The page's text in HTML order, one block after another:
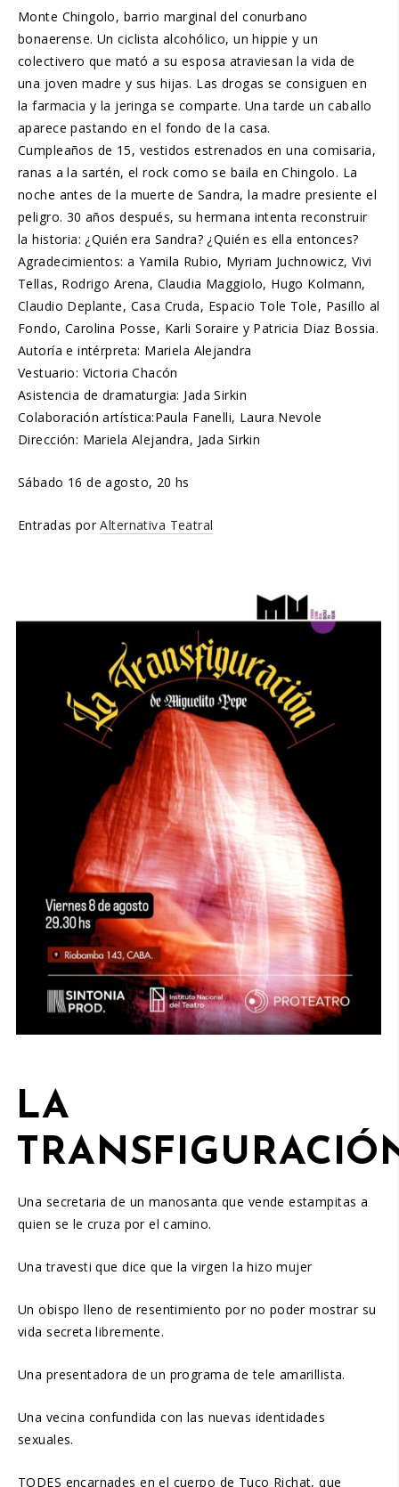
Monte Chingolo, barrio marginal del conurbano
bonaerense. Un ciclista alcohólico, un hippie y un
colectivero que mató a su esposa atraviesan la vida de
una joven madre y sus hijas. Las drogas se consiguen en
la farmacia y la jeringa se comparte. Una tarde un caballo
aparece pastando en el fondo de la casa.
Cumpleaños de 15, vestidos estrenados en una comisaria,
ranas a la sartén, el rock como se baila en Chingolo. La
noche antes de la muerte de Sandra, la madre presiente el
peligro. 30 años después, su hermana intenta reconstruir
la historia: ¿Quién era Sandra? ¿Quién es ella entonces?
Agradecimientos: a Yamila Rubio, Myriam Juchnowicz, Vivi
Tellas, Rodrigo Arena, Claudia Maggiolo, Hugo Kolmann,
Claudio Deplante, Casa Cruda, Espacio Tole Tole, Pasillo al
Fondo, Carolina Posse, Karli Soraire y Patricia Diaz Bossia.
Autoría e intérpreta: Mariela Alejandra
Vestuario: Victoria Chacón
Asistencia de dramaturgia: Jada Sirkin
Colaboración artística:Paula Fanelli, Laura Nevole
Dirección: Mariela Alejandra, Jada Sirkin
Sábado 16 de agosto, 20 hs
Entradas porAlternativa Teatral
LA
Una secretaria de un manosanta que vende estampitas a
quien se le cruza por el camino.
Una travesti que dice que la virgen la hizo mujer
Un obispo lleno de resentimiento por no poder mostrar su
vida secreta libremente.
Una presentadora de un programa de tele amarillista.
Una vecina confundida con las nuevas identidades
sexuales.
TODES encarnades en el cuerpo de Tuco Richat, que